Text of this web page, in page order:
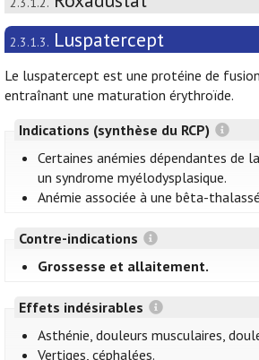
2.3.1.3. Luspatercept
Le luspatercept est une protéine de
entraînant une maturation érythroïde.
Indications (synthèse du RCP)
Certaines anémies dépendantes de
un syndrome myélodysplasique.
Anémie associée à une bêta-
Contre-indications
Grossesse et allaitement.
Effets indésirables
Asthénie, douleurs musculaires,
Vertiges, céphalées.